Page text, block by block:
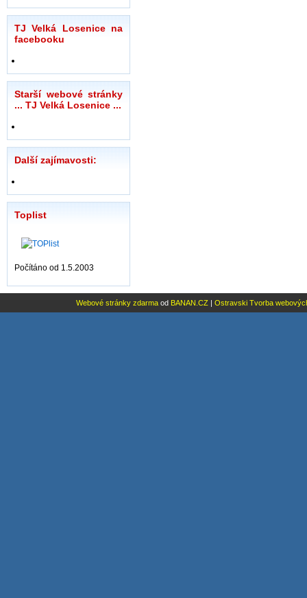
TJ Velká Losenice na
facebooku
Starší webové stránky
... TJ Velká Losenice ...
Další zajímavosti:
Toplist
Počítáno od 1.5.2003
Webové stránky zdarma od BANAN.CZ | Ostravski Tvorba